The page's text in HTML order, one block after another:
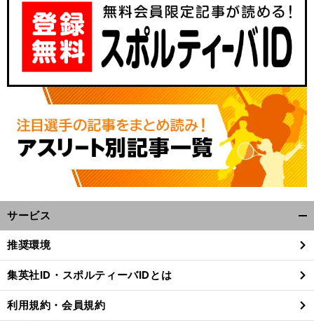
前
へ
サービス
閉
る
推奨環境
集英社ID・スポルティーバIDとは
利用規約・会員規約